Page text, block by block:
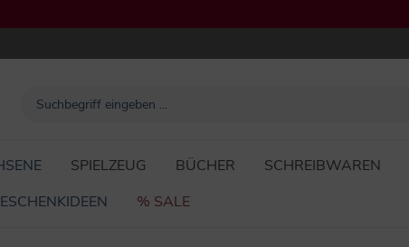
SPIELZEUG BÜCHER SCHREIBWAREN
% SALE